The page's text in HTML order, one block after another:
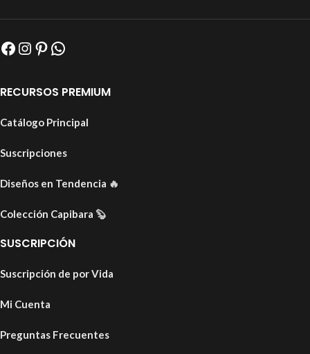
RECURSOS PREMIUM
Catálogo Principal
Suscripciones
Diseños en Tendencia 🔥
Colección Capibara 🦫
SUSCRIPCIÓN
Suscripción de por Vida
Mi Cuenta
Preguntas Frecuentes